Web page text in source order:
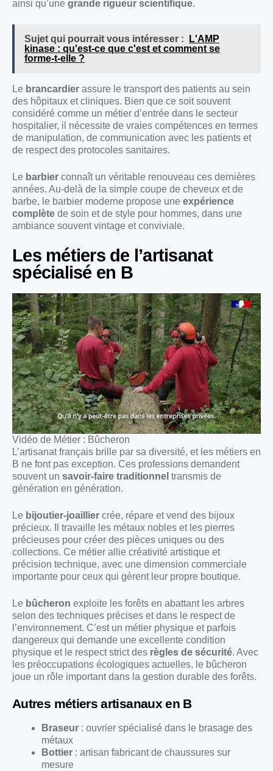
ainsi qu’une grande rigueur scientifique.
Sujet qui pourrait vous intéresser :
L'AMP
kinase : qu'est-ce que c'est et comment se
forme-t-elle ?
Le brancardier assure le transport des patients au sein
des hôpitaux et cliniques. Bien que ce soit souvent
considéré comme un métier d’entrée dans le secteur
hospitalier, il nécessite de vraies compétences en termes
de manipulation, de communication avec les patients et
de respect des protocoles sanitaires.
Le barbier connaît un véritable renouveau ces dernières
années. Au-delà de la simple coupe de cheveux et de
barbe, le barbier moderne propose une expérience
complète de soin et de style pour hommes, dans une
ambiance souvent vintage et conviviale.
Les métiers de l’artisanat
spécialisé en B
Vidéo de Métier : Bûcheron
L’artisanat français brille par sa diversité, et les métiers en
B ne font pas exception. Ces professions demandent
souvent un savoir-faire traditionnel transmis de
génération en génération.
Le bijoutier-joaillier crée, répare et vend des bijoux
précieux. Il travaille les métaux nobles et les pierres
précieuses pour créer des pièces uniques ou des
collections. Ce métier allie créativité artistique et
précision technique, avec une dimension commerciale
importante pour ceux qui gèrent leur propre boutique.
Le bûcheron exploite les forêts en abattant les arbres
selon des techniques précises et dans le respect de
l’environnement. C’est un métier physique et parfois
dangereux qui demande une excellente condition
physique et le respect strict des règles de sécurité. Avec
les préoccupations écologiques actuelles, le bûcheron
joue un rôle important dans la gestion durable des forêts.
Autres métiers artisanaux en B
Braseur : ouvrier spécialisé dans le brasage des
métaux
Bottier : artisan fabricant de chaussures sur
mesure